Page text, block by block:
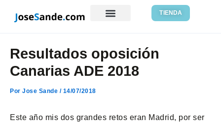
TIENDA
Resultados oposición
Canarias ADE 2018
Por Jose Sande / 14/07/2018
Este año mis dos grandes retos eran Madrid, por ser
de